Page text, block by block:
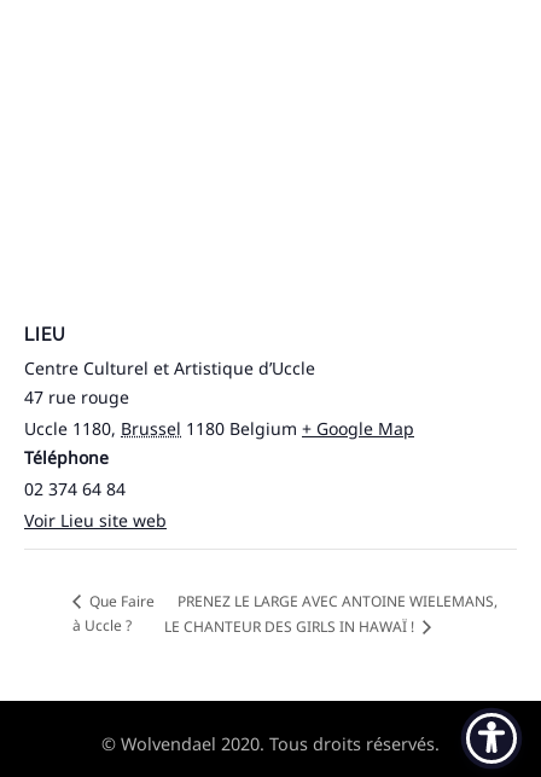
LIEU
Centre Culturel et Artistique d’Uccle
47 rue rouge
Uccle 1180, Brussel 1180 Belgium + Google Map
Téléphone
02 374 64 84
Voir Lieu site web
Que Faire
à Uccle ?
PRENEZ LE LARGE AVEC ANTOINE WIELEMANS,
LE CHANTEUR DES GIRLS IN HAWAÏ !
© Wolvendael 2020. Tous droits réservés.